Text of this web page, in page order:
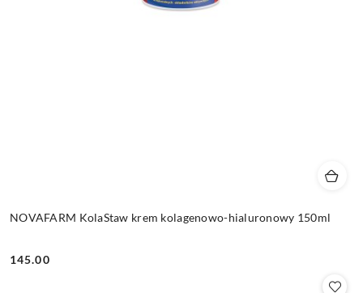
NOVAFARM KolaStaw krem kolagenowo-hialuronowy 150ml
Cena:
145.00